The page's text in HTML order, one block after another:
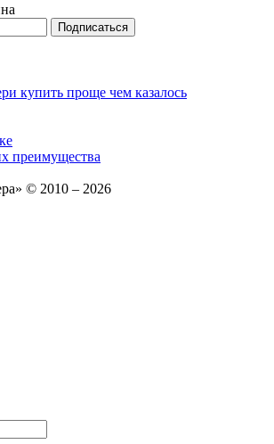
купить проще чем казалось
преимущества
© 2010 – 2026